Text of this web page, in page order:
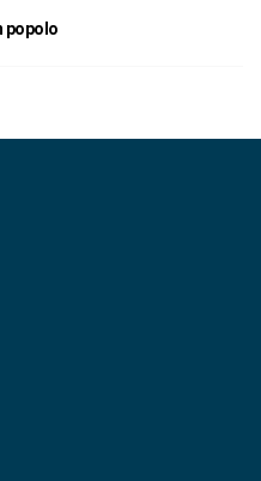
popolo